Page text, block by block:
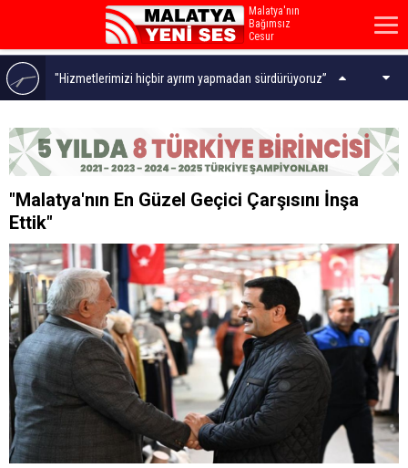
Malatya'nın
Bağımsız
Cesur
Sesi...
Malatya'da Bugün 10 Kişi Vefat Etti - 6 Ağustos 2026
Fendoğlu Sosyal Konut Ödeme Planlarının
Hafriyat Kamyonu Önce Direğe, Sonra Apartmana
Çarptı
Türkiye'den İlk Ödül... İnönü'ye Uluslararası Ortodonti
Tez Ödülü
Malatya'da 3 Yıl Önceki Cinayetin Zanlısı Yoğun
"Malatya'nın En Güzel Geçici Çarşısını İnşa
Ettik"